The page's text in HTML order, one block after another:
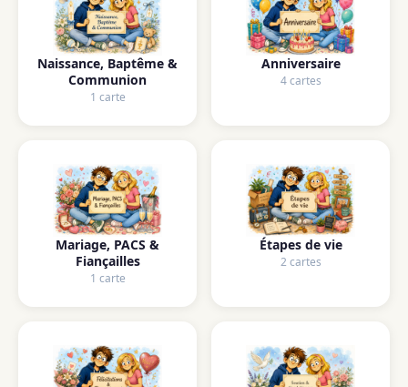
Naissance, Baptême &
Communion
1 carte
Anniversaire
4 cartes
Mariage, PACS &
Fiançailles
1 carte
Étapes de vie
2 cartes